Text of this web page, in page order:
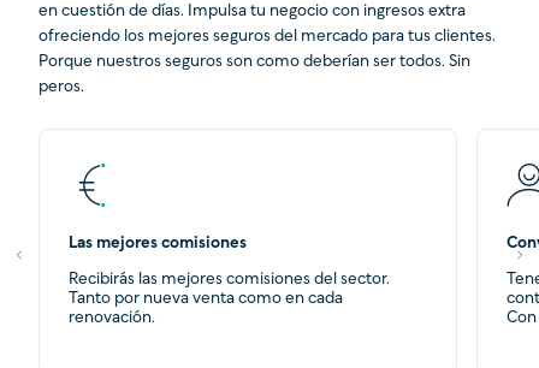
en cuestión de días. Impulsa tu negocio con ingresos extra
ofreciendo los mejores seguros del mercado para tus clientes.
Porque nuestros seguros son como deberían ser todos. Sin
peros.
Las mejores comisiones
Recibirás las mejores comisiones del sector.
Tanto por nueva venta como en cada
renovación.